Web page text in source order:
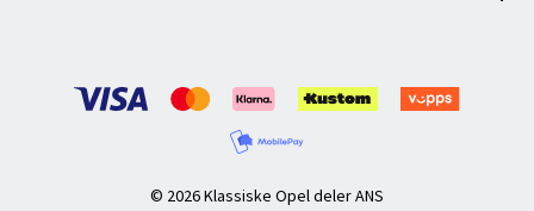
© 2026 Klassiske Opel deler ANS